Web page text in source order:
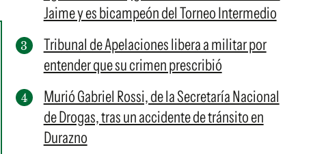
Jaime y es bicampeón del Torneo Intermedio
Tribunal de Apelaciones libera a militar por
entender que su crimen prescribió
Murió Gabriel Rossi, de la Secretaría Nacional
de Drogas, tras un accidente de tránsito en
Durazno